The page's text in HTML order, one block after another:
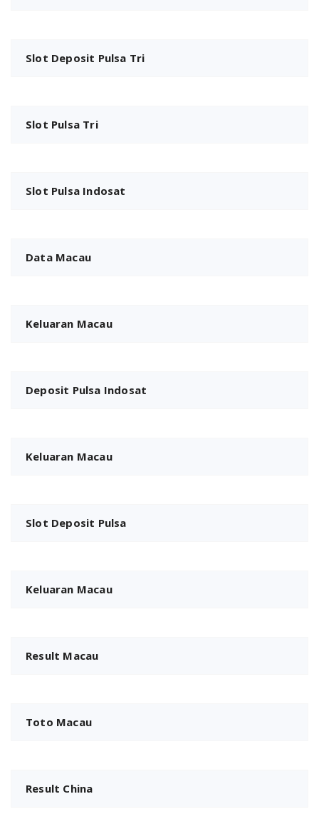
Slot Deposit Pulsa Tri
Slot Pulsa Tri
Slot Pulsa Indosat
Data Macau
Keluaran Macau
Deposit Pulsa Indosat
Keluaran Macau
Slot Deposit Pulsa
Keluaran Macau
Result Macau
Toto Macau
Result China